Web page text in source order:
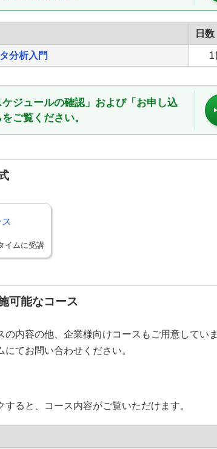
日数
分析入門 1
ジュールの確認」および「お申し込
ご覧ください。
イムに受講
可能なコース
の内容の他、企業様向けコースもご用意してい
にてお問い合わせください。
すると、コース内容がご覧いただけます。